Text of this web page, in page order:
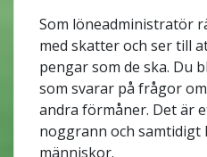
Som löneadministratör
med skatter och ser till
pengar som de ska. Du
som svarar på frågor
andra förmåner. Det är
noggrann och samtidigt
människor.